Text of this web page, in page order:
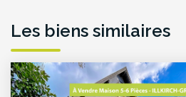
Les biens similaires